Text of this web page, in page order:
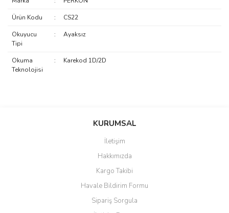
Ürün Kodu : CS22
Okuyucu
Tipi
: Ayaksız
Okuma
Teknolojisi
: Karekod 1D/2D
Bu ürüne ilk yorumu siz yapın!
güzel paketlenmiş ama yanında
ile 24 izlenmektedir diye küçük
bir tabela olsa daha hoş
KURUMSAL
İletişim
Hakkımızda
Kargo Takibi
Havale Bildirim Formu
Sipariş Sorgula